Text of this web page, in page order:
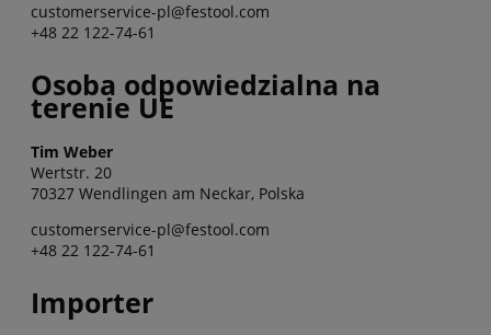
customerservice-pl@festool.com
+48 22 122-74-61
Osoba odpowiedzialna na
terenie UE
Tim Weber
Wertstr. 20
70327 Wendlingen am Neckar, Polska
customerservice-pl@festool.com
+48 22 122-74-61
Importer